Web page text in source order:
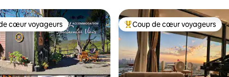
cœur voyageurs les plus appréciés
cœur voyageurs Coups de cœur voyageurs les
Coup de cœur voyageurs